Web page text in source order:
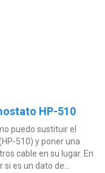
HP-510
puedo sustituir el
510) y poner una
cable en su lugar. En
si es un dato de...